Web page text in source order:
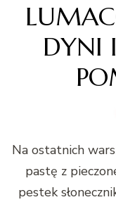
DYNI
Na ostatnich
pastę z
pestek